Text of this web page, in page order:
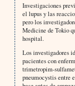
Investigaciones
el lupus y las
pero los
Medicine de Tokio
hospital.
Los investigadores
pacientes con
trimetropim-
pneumocystis entre